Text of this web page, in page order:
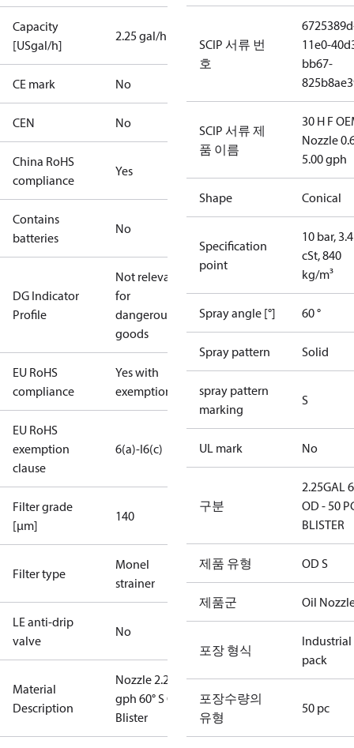
Capacity
[USgal/h]
2.25 gal/h
CE mark No
CEN No
China RoHS
compliance
Yes
Contains
batteries
No
DG Indicator
Profile
Not relevant
for
dangerous
goods
EU RoHS
compliance
Yes with
exemptions
EU RoHS
exemption
clause
6(a)-I6(c)
Filter grade
[µm]
140
Filter type
Monel
strainer
LE anti-drip
valve
No
Material
Description
Nozzle 2.25
gph 60° S OD
Blister
SCIP 서류 번
호
11e0-
bb67-
SCIP 서류 제
품 이름
30 H F
Nozzle
5.00 gph
Shape Conical
Specification
point
10 bar, 3.4
cSt, 840
kg/m³
Spray angle [°] 60 °
Spray pattern Solid
spray pattern
marking
S
UL mark No
구분
2.25GAL
OD - 50
BLISTER
제품 유형 OD S
제품군 Oil
포장 형식
Industrial
pack
포장수량의
유형
50 pc